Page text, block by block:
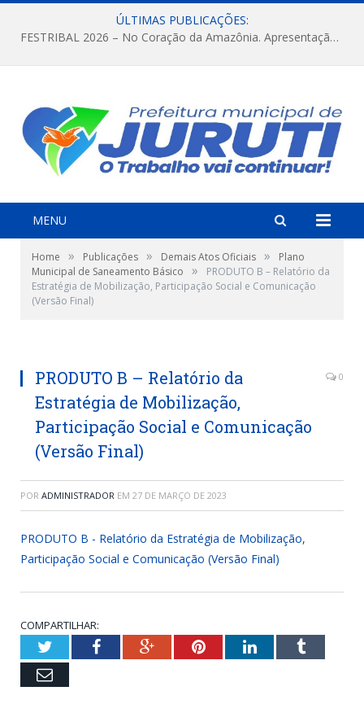
ÚLTIMAS PUBLICAÇÕES:
FESTRIBAL 2026 – No Coração da Amazônia. Apresentação da Munduruku.
MENU
Home » Publicações » Demais Atos Oficiais »
Plano
Municipal de Saneamento Básico
»
PRODUTO B – Relatório da
Estratégia de Mobilização, Participação Social e Comunicação
(Versão Final)
PRODUTO B – Relatório da
Estratégia de Mobilização,
Participação Social e Comunicação
(Versão Final)
0
POR ADMINISTRADOR EM 27 DE MARÇO DE 2023
PRODUTO B - Relatório da Estratégia de Mobilização,
Participação Social e Comunicação (Versão Final)
COMPARTILHAR:
TwitterFacebookGoogle+PinterestLinkedInTumblr
Email